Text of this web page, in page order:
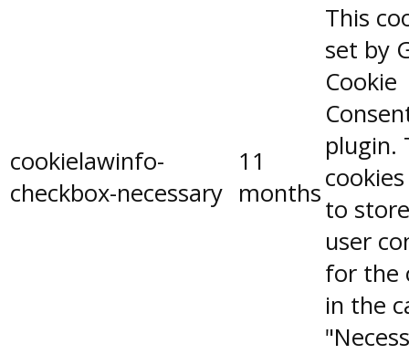
cookielawinfo-
checkbox-necessary
11
months
This
set by
Cookie
plugin.
to
user
for the
in the